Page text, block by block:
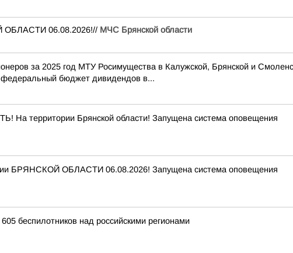
ОБЛАСТИ 06.08.2026!// МЧС Брянской области
за 2025 год МТУ Росимущества в Калужской, Брянской и
федеральный бюджет дивидендов в...
территории Брянской области! Запущена система оповещения
БРЯНСКОЙ ОБЛАСТИ 06.08.2026! Запущена система оповещения
беспилотников над российскими регионами